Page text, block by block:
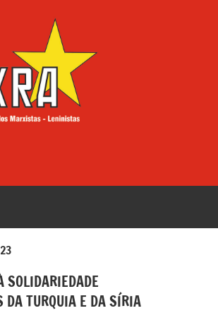
DA TURQUIA E DA SÍRIA